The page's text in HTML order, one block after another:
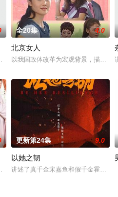
前夕，在警局接获了一起凶杀案的通
全20集 4.0
北京女人
以我国政体改革为宏观背景，描述了
列以女子为目标的离奇案件接连发生
更新第24集 9.0
以她之韧
讲述了真千金宋嘉鱼和假千金霍染，